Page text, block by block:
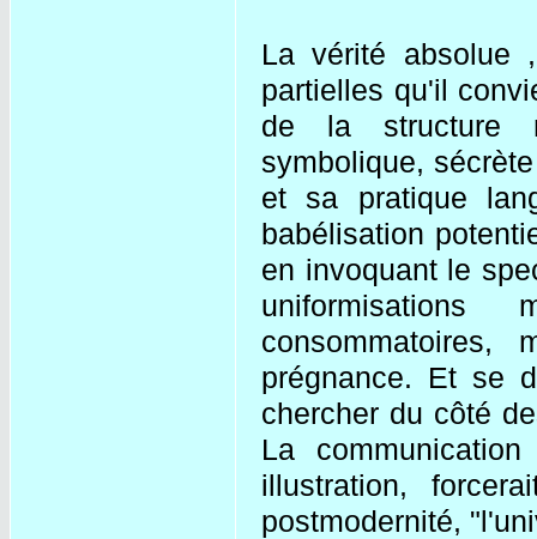
La vérité absolue
partielles qu'il
de la structure
symbolique,
et sa pratique
babélisation
en invoquant le
uniformisations
prégnance. Et se
chercher du côté
La
illustration,
postmodernité,